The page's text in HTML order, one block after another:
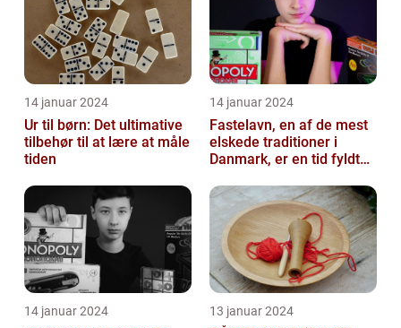
14 januar 2024
Ur til børn: Det ultimative
tilbehør til at lære at måle
tiden
14 januar 2024
Fastelavn, en af de mest
elskede traditioner i
Danmark, er en tid fyldt
festligheder fo...
14 januar 2024 13 januar 2024